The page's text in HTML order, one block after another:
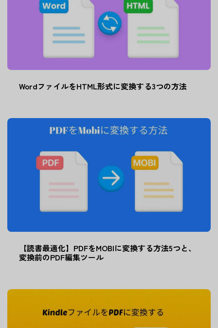
WordファイルをHTML形式に変換する3つの方法
【読書最適化】PDFをMOBIに変換する方法5つと、
変換前のPDF編集ツール